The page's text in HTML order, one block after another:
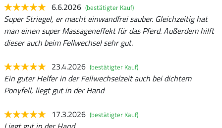
6.6.2026 (bestätigter Kauf)
Super Striegel, er macht einwandfrei sauber. Gleichzeitig hat
man einen super Massageneffekt für das Pferd. Außerdem hilft
dieser auch beim Fellwechsel sehr gut.
23.4.2026 (bestätigter Kauf)
Ein guter Helfer in der Fellwechselzeit auch bei dichtem
Ponyfell, liegt gut in der Hand
17.3.2026 (bestätigter Kauf)